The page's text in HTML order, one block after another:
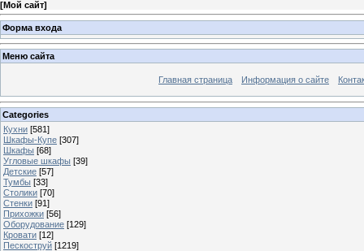
[Мой сайт]
Форма входа
Меню сайта
Главная страница Информация о сайте
Categories
Кухни [581]
Шкафы-Купе [307]
Шкафы [68]
Угловые шкафы [39]
Детские [57]
Тумбы [33]
Столики [70]
Стенки [91]
Прихожки [56]
Оборудование [129]
Кровати [12]
Пескоструй [1219]